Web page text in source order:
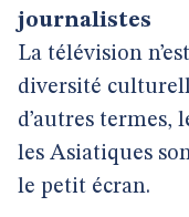
journalistes
La télévision
diversité
d’autres termes,
les Asiatiques
le petit écran.